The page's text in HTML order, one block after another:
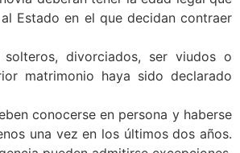
Estado en el que decidan contraer
solteros, divorciados, ser viudos o
matrimonio haya sido declarado
conocerse en persona y haberse
una vez en los últimos dos años.